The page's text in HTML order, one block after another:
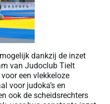
dankzij de inzet
van Judoclub Tielt
een vlekkeloze
voor judoka’s en
ook de scheidsrechters